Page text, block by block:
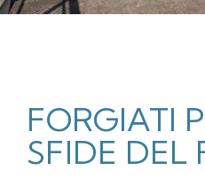
FORGIATI
SFIDE DEL